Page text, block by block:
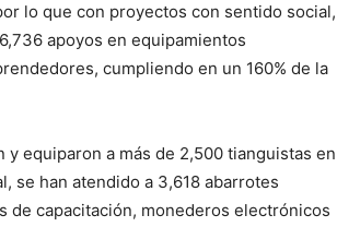
lo que con proyectos con sentido social,
apoyos en equipamientos
cumpliendo en un 160% de la
equiparon a más de 2,500 tianguistas en
se han atendido a 3,618 abarrotes
de capacitación, monederos electrónicos